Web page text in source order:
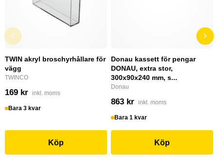
TWIN akryl broschyrhållare för
vägg
TWINCO
169 kr inkl. moms
Bara 3 kvar
Köp
Donau kassett för pengar
DONAU, extra stor,
300x90x240 mm, s...
Donau
863 kr inkl. moms
Bara 1 kvar
Köp